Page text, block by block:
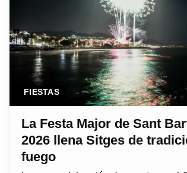
FIESTAS
La Festa Major de Sant
2026 llena Sitges de
fuego